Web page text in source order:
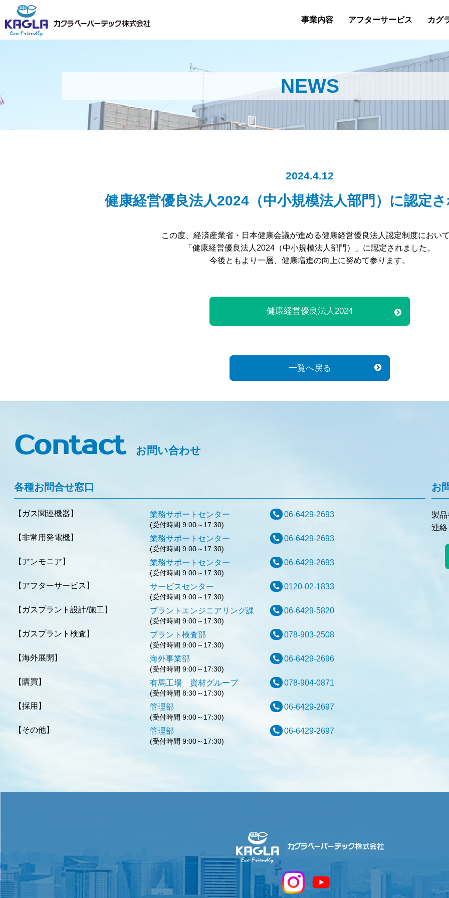
事業内容 アフターサービス カグ
NEWS
2024.4.12
健康経営優良法人2024（中小規模法人部門）に認定
この度、経済産業省・日本健康会議が進める健康経営優良法人認定制度におい
「健康経営優良法人2024（中小規模法人部門）」に認定されました。
今後ともより一層、健康増進の向上に努めて参ります。
健康経営優良法人2024
一覧へ戻る
Contact お問い合わせ
各種お問合せ窓口
【ガス関連機器】 業務サポートセンター 06-6429-2693
(受付時間 9:00～17:30)
【非常用発電機】 業務サポートセンター 06-6429-2693
(受付時間 9:00～17:30)
【アンモニア】 業務サポートセンター 06-6429-2693
(受付時間 9:00～17:30)
【アフターサービス】 サービスセンター 0120-02-1833
(受付時間 9:00～17:30)
【ガスプラント設計/施工】 プラントエンジニアリング課 06-6429-5820
(受付時間 9:00～17:30)
【ガスプラント検査】 プラント検査部 078-903-2508
(受付時間 9:00～17:30)
【海外展開】 海外事業部 06-6429-2696
(受付時間 9:00～17:30)
【購買】 有馬工場 資材グループ 078-904-0871
(受付時間 8:30～17:30)
【採用】 管理部 06-6429-2697
(受付時間 9:00～17:30)
【その他】 管理部 06-6429-2697
(受付時間 9:00～17:30)
お
製
連